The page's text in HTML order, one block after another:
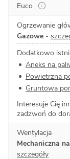
Euco
Ogrzewanie
Gazowe -
Dodatkowo
Aneks na
Powietrzna
Gruntowa
Interesuje Cię
zadzwoń do
Wentylacja
Mechaniczna
szczegóły